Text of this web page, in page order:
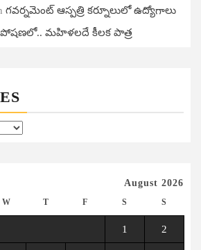
గ‌వ‌ర్న‌మెంట్ ఆస్ప‌త్రి క‌ర్నూలులో ఉద్యోగాలు
పోషణలో.. మహిళలదే కీలక పాత్ర
August 2026
W T F S S
1 2